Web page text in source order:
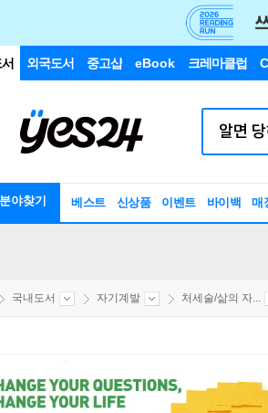
외국도서 중고샵 eBook 크레마클럽
야찾기 베스트 신상품 이벤트 바이백 매
국내도서 자기계발 처세술/삶의 자...